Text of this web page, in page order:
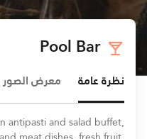
Pool Bar
نظرة عامة معرض الصور
antipasti and salad buffet,